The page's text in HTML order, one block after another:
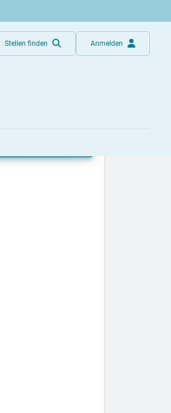
Stellen finden Anmelden